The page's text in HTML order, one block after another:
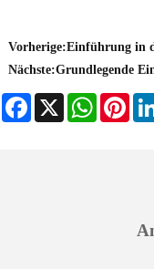
Vorherige:Einführung in
Nächste:Grundlegende
Facebook
X WhatsApp